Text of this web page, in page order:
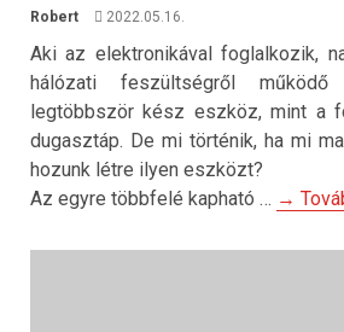
Robert 2022.05.16.
Aki az elektronikával foglalkozik,
hálózati feszültségről
legtöbbször kész eszköz, mint a
dugasztáp. De mi történik, ha mi
hozunk létre ilyen eszközt?
Az egyre többfelé kapható … →